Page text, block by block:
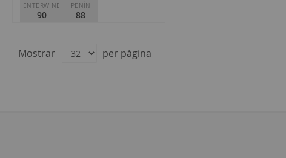
ENTERWINE
90
PEÑÍN
88
D.O. Condado de Huelva
Mostrar per pàgina